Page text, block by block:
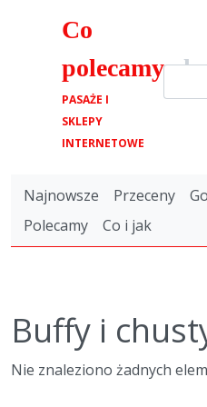
Co
polecamy.pl
PASAŻE I
SKLEPY
INTERNETOWE
Najnowsze Przeceny
Polecamy
Co i jak
Buffy i
Nie znaleziono żadnych